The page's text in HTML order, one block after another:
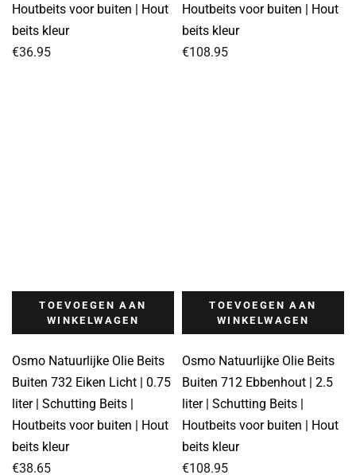
Houtbeits voor buiten | Hout
beits kleur
€36.95
Houtbeits voor buiten | Hout
beits kleur
€108.95
TOEVOEGEN AAN
WINKELWAGEN
Osmo Natuurlijke Olie Beits
Buiten 732 Eiken Licht | 0.75
liter | Schutting Beits |
Houtbeits voor buiten | Hout
beits kleur
€38.65
TOEVOEGEN AAN
WINKELWAGEN
Osmo Natuurlijke Olie Beits
Buiten 712 Ebbenhout | 2.5
liter | Schutting Beits |
Houtbeits voor buiten | Hout
beits kleur
€108.95